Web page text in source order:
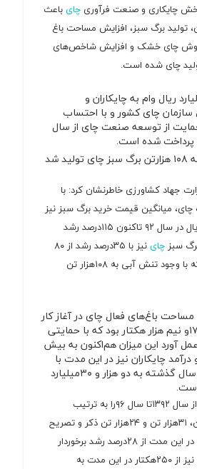
چایکاری و صنعت فرآوری چایباعث
تولید برگ سبز، افزایش مساحت باغ
چای خشک و افزایش شاخص‌های
چای شده است.
کرد: ۹۱۲میلیارد ریال وام به چایکاران و
سازمان چای کشور و با احتساب
از توسعه صنعت چای از سال
جهاد کشاورزی خاطرنشان کرد: با
میانگین قیمت خرید برگ سبز نیز
از هشت هزار و۷۵۰ ریال در سال ۹۲ تاکنون ۱۱۵درصد رشد
سبز چای
نیز با ۳۵درصد رشد از ۸۰
هزار تن در سال گذشته با وجود تنش آبی به ۱۰۸هزار تن
باغ‌های فعال چای در آغاز کار
دولت تدبیر و امید ۱۷و نیم هزار هکتار بود که با حمایتی
آورد این میزان هم‌اکنون به بیش
و درآمد چایکاران نیز در این مدت با
۱۹۰درصد افزایش در سال گذشته به دو هزار و ۳۰میلیارد
وی تولید چای خشک از سال ۱۳۹۲تا سال ۹۶را به ترتیب
۱۹هزار،۱۴و نیم هزار تن، ۳۱هزار تن و ۲۴هزار تن ذکر و تصریح
کرد: تولید چای خشک در این مدت از ۲۸درصد رشد برخوردار
بوده و آبیاری تجمعی نیز از ۲۵۰هکتار در این مدت به